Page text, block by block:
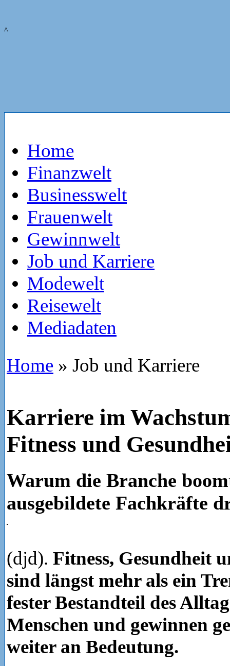
^
Home
Finanzwelt
Businesswelt
Frauenwelt
Gewinnwelt
Job und Karriere
Modewelt
Reisewelt
Mediadaten
Home » Job und Karriere
Karriere im
Fitness und
Warum die Branche
ausgebildete Fachkräfte
(djd). Fitness, Gesundheit
sind längst mehr als ein
fester Bestandteil des
Menschen und gewinnen
weiter an Bedeutung.